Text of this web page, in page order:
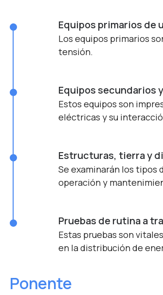
Equipos primarios de
Los equipos primarios
tensión.
Equipos secundarios
Estos equipos son
eléctricas y su
Estructuras, tierra y
Se examinarán los tipos
operación y
Pruebas de rutina a
Estas pruebas son
en la distribución de
Ponente